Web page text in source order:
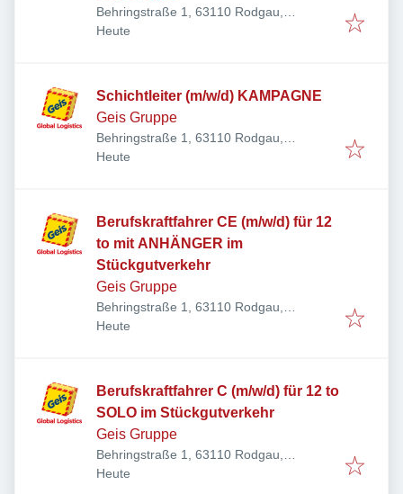
Behringstraße 1, 63110 Rodgau,
Deutschland
Veröffentlicht
Heute
Schichtleiter (m/w/d) KAMPAGNE
Geis Gruppe
Behringstraße 1, 63110 Rodgau,
Deutschland
Veröffentlicht
Heute
Berufskraftfahrer CE (m/w/d) für 12
to mit ANHÄNGER im
Stückgutverkehr
Geis Gruppe
Behringstraße 1, 63110 Rodgau,
Deutschland
Veröffentlicht
Heute
Berufskraftfahrer C (m/w/d) für 12 to
SOLO im Stückgutverkehr
Geis Gruppe
Behringstraße 1, 63110 Rodgau,
Deutschland
Veröffentlicht
Heute